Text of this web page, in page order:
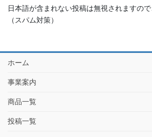
日本語が含まれない投稿は無視されますので
（スパム対策）
ホーム
事業案内
商品一覧
投稿一覧